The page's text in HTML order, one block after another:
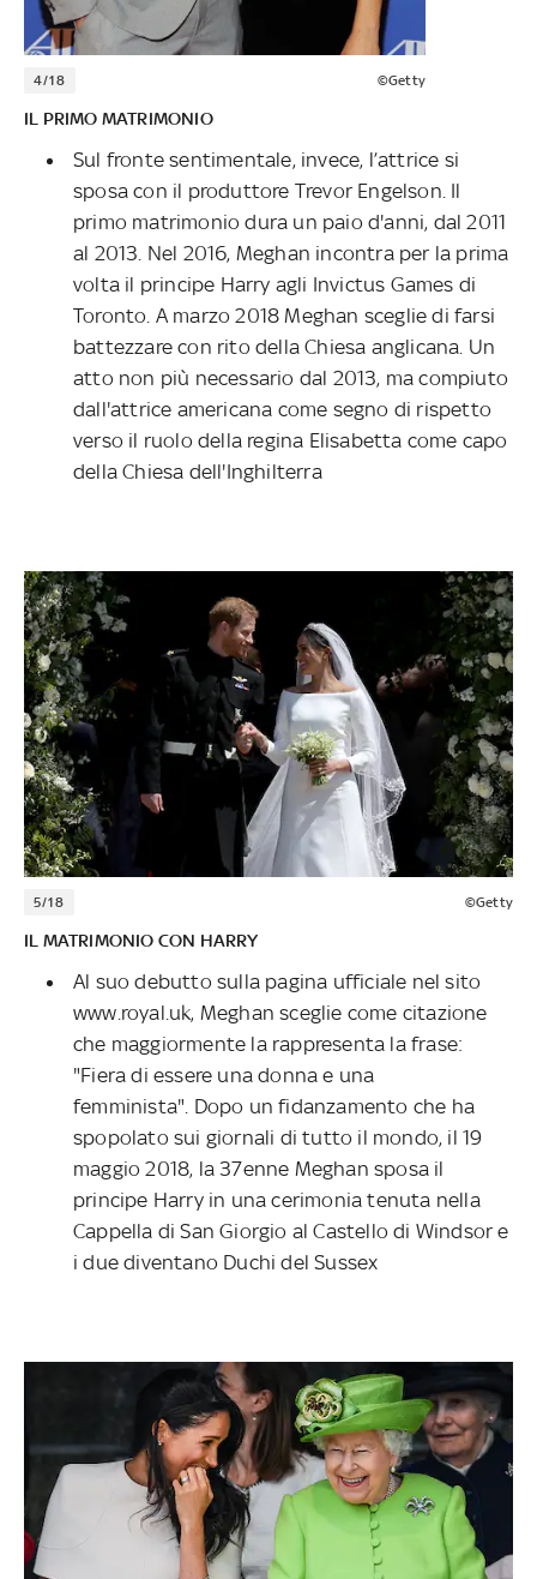
4/18 ©Getty
IL PRIMO MATRIMONIO
Sul fronte sentimentale, invece, l’attrice si
sposa con il produttore Trevor Engelson. Il
primo matrimonio dura un paio d'anni, dal 2011
al 2013. Nel 2016, Meghan incontra per la prima
volta il principe Harry agli Invictus Games di
Toronto. A marzo 2018 Meghan sceglie di farsi
battezzare con rito della Chiesa anglicana. Un
atto non più necessario dal 2013, ma compiuto
dall'attrice americana come segno di rispetto
verso il ruolo della regina Elisabetta come capo
della Chiesa dell'Inghilterra
5/18 ©Getty
IL MATRIMONIO CON HARRY
Al suo debutto sulla pagina ufficiale nel sito
www.royal.uk, Meghan sceglie come citazione
che maggiormente la rappresenta la frase:
"Fiera di essere una donna e una
femminista". Dopo un fidanzamento che ha
spopolato sui giornali di tutto il mondo, il 19
maggio 2018, la 37enne Meghan sposa il
principe Harry in una cerimonia tenuta nella
Cappella di San Giorgio al Castello di Windsor e
i due diventano Duchi del Sussex